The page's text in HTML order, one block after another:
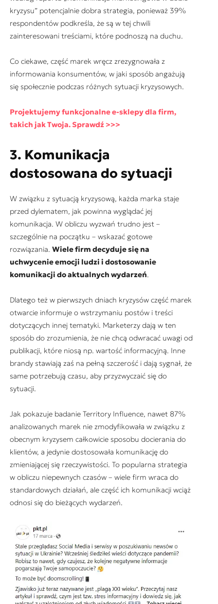
kryzysu” potencjalnie dobra strategia, ponieważ 39%
respondentów podkreśla, że są w tej chwili
zainteresowani treściami, które podnoszą na duchu.
Co ciekawe, część marek wręcz zrezygnowała z
informowania konsumentów, w jaki sposób angażują
się społecznie podczas różnych sytuacji kryzysowych.
Projektujemy funkcjonalne e-sklepy dla firm,
takich jak Twoja. Sprawdź >>>
3. Komunikacja
dostosowana do sytuacji
W związku z sytuacją kryzysową, każda marka staje
przed dylematem, jak powinna wyglądać jej
komunikacja. W obliczu wyzwań trudno jest –
szczególnie na początku – wskazać gotowe
rozwiązania. Wiele firm decyduje się na
uchwycenie emocji ludzi i dostosowanie
komunikacji do aktualnych wydarzeń.
Dlatego też w pierwszych dniach kryzysów część marek
otwarcie informuje o wstrzymaniu postów i treści
dotyczących innej tematyki. Marketerzy dają w ten
sposób do zrozumienia, że nie chcą odwracać uwagi od
publikacji, które niosą np. wartość informacyjną. Inne
brandy stawiają zaś na pełną szczerość i dają sygnał, że
same potrzebują czasu, aby przyzwyczaić się do
sytuacji.
Jak pokazuje badanie Territory Influence, nawet 87%
analizowanych marek nie zmodyfikowała w związku z
obecnym kryzysem całkowicie sposobu docierania do
klientów, a jedynie dostosowała komunikację do
zmieniającej się rzeczywistości. To popularna strategia
w obliczu niepewnych czasów – wiele firm wraca do
standardowych działań, ale część ich komunikacji wciąż
odnosi się do bieżących wydarzeń.